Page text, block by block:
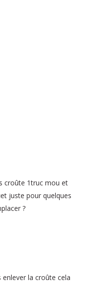
croûte 1truc mou et
juste pour quelques
?
la croûte cela